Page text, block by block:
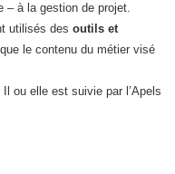
– à la gestion de projet.
utilisés des outils et
le contenu du métier visé
ou elle est suivie par l’Apels